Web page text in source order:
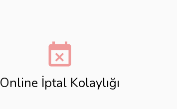
event_busy
Online İptal Kolaylığı